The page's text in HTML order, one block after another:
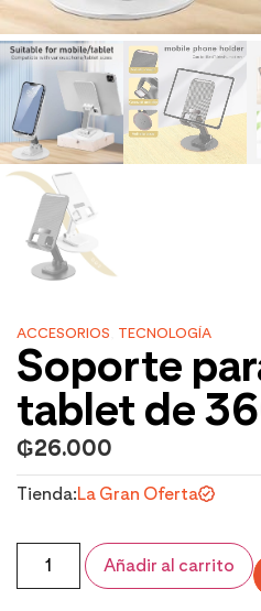
ACCESORIOS TECNOLOGÍA
Soporte
tablet de
₲26.000
Tienda:La Gran Oferta
Añadir al carrito